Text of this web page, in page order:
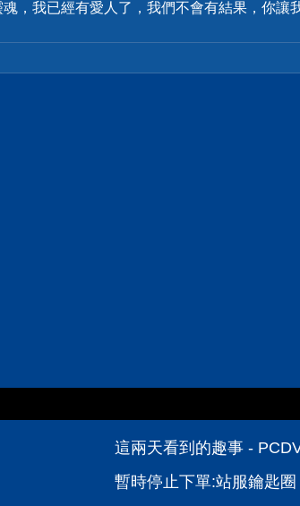
，我已經有愛人了，我們不會有結果，你讓
這兩天看到的趣事 -
暫時停止下單:站服鑰匙